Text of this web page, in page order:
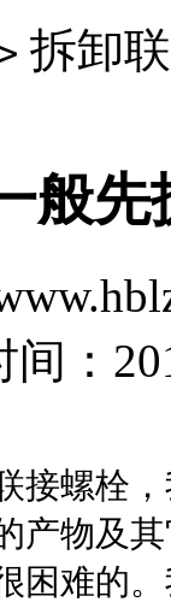
拆卸
般先
间：
接螺栓
产物及
困难的